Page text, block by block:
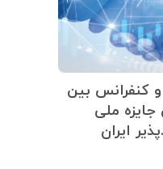
کنفرانس بین
ملی
ایران